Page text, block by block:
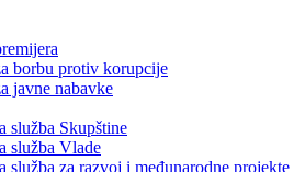
borbu protiv korupcije
javne nabavke
služba Skupštine
služba Vlade
služba za razvoj i međunarodne projekte